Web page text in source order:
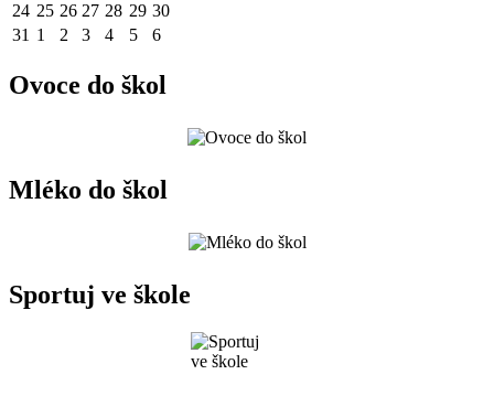
24 25 26 27 28 29 30
31 1 2 3 4 5 6
Ovoce do škol
Mléko do škol
Sportuj ve škole